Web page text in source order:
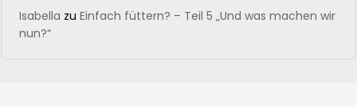
Isabella zu Einfach füttern? – Teil 5 „Und was machen wir
nun?“